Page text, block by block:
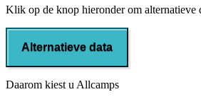
Klik op de knop hieronder om alternatieve
Alternatieve data
Daarom kiest u Allcamps